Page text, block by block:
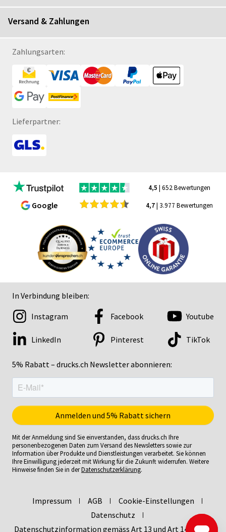
Versand & Zahlungen
Zahlungsarten:
Lieferpartner:
4,5 | 652 Bewertungen
Google 4,7| 3.977 Bewertungen
In Verbindung bleiben:
5% Rabatt – drucks.ch Newsletter abonnieren:
Instagram Facebook Youtube
LinkedIn Pinterest TikTok
Mit der Anmeldung sind Sie einverstanden, dass drucks.ch Ihre
personenbezogenen Daten zum Versand des Newsletters sowie zur
Information über Produkte und Dienstleistungen verarbeitet. Sie können
Ihre Einwilligung jederzeit mit Wirkung für die Zukunft widerrufen. Weitere
Hinweise finden Sie in derDatenschutzerklärung.
Impressum AGB
Cookie-Einstellungen
Datenschutz
Datenschutzinformation gemäss Art 13 und Art 14